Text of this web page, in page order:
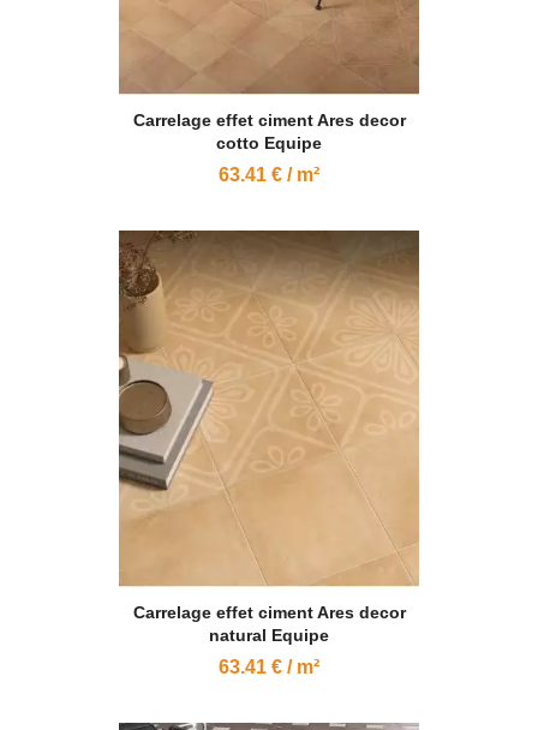
Carrelage effet ciment Ares decor
cotto Equipe
63.41 € / m²
Carrelage effet ciment Ares decor
natural Equipe
63.41 € / m²